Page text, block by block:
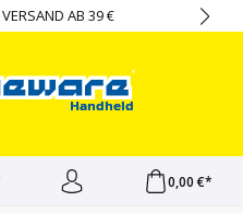
AB 39 €
0,00 €*